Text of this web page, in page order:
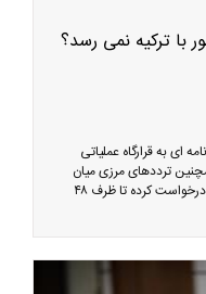
با ترکیه نمی رسد؟
11 فروردین طی نامه ای به قرارگاه عملیاتی
ترددهای مرزی میان
ایران و ترکیه شد و در این نامه، وزیر بهداشت درخواست کرده تا ظرف ۴۸